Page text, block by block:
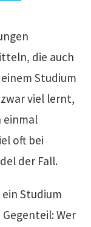
die auch
Studium
viel lernt,
einmal
oft bei
der Fall.
Studium
Wer